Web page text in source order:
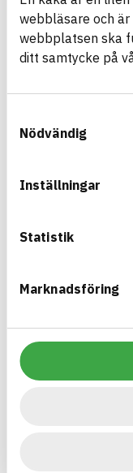
webbläsare och
webbplatsen ska
ditt samtycke på
Nödvändig
Inställningar
Statistik
Marknadsföring
MILJÖEFFEKTER –
EMISSIONER OCH
Byggvaru­deklaration
01906Taksmide,
HÄLSO- OCH
MILJÖEFFEKTER –